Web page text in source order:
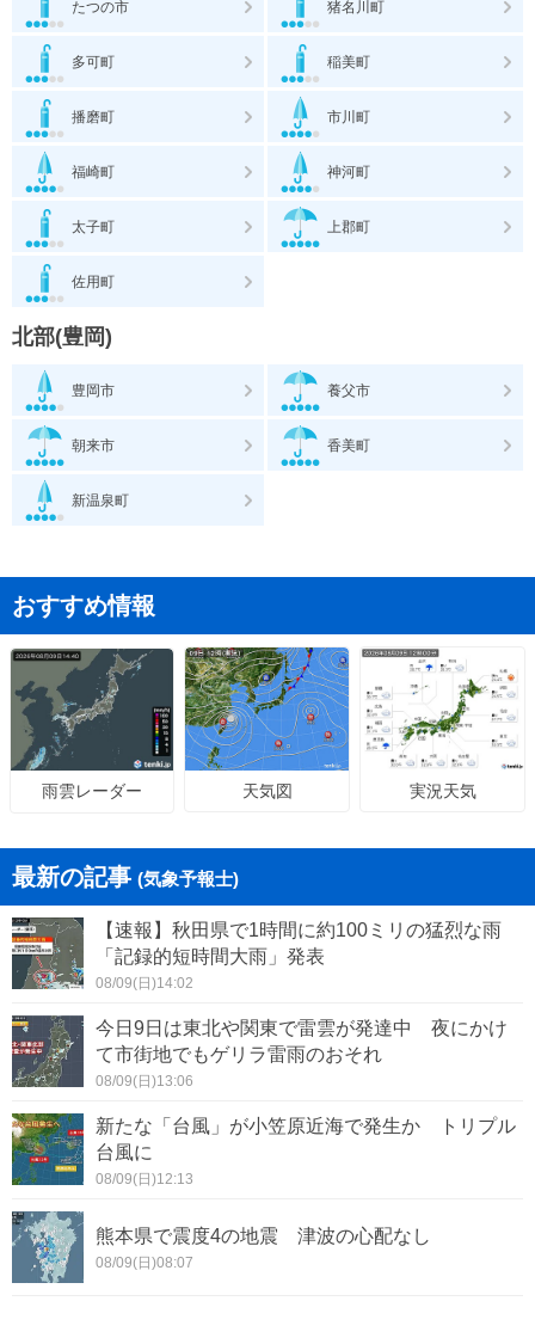
たつの市 猪名川町
多可町 稲美町
播磨町 市川町
福崎町 神河町
太子町 上郡町
佐用町
北部(豊岡)
豊岡市 養父市
朝来市 香美町
新温泉町
おすすめ情報
雨雲レーダー 天気図 実況天気
最新の記事 (気象予報士)
【速報】秋田県で1時間に約100ミリの猛烈な雨
「記録的短時間大雨」発表
08/09(日)14:02
今日9日は東北や関東で雷雲が発達中 夜にかけ
て市街地でもゲリラ雷雨のおそれ
08/09(日)13:06
新たな「台風」が小笠原近海で発生か トリプル
台風に
08/09(日)12:13
熊本県で震度4の地震 津波の心配なし
08/09(日)08:07